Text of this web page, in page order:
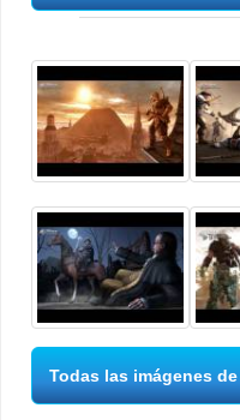
Todas las imágenes